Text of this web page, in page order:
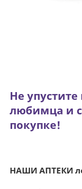
Не
любимца и
покупке!
НАШИ АПТЕКИ